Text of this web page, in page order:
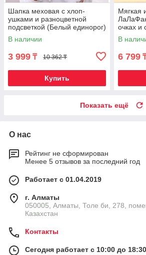
Шапка меховая с хлоп-
ушками и разноцветной
подсветкой (Белый единорог)
В наличии
3 999 ₸ 10 362 ₸
Купить
Мягкая
очках и
TikTok
В
6 799
Показать ещё
О нас
Рейтинг не сформирован
Менее 5 отзывов за последний год
Работает с 01.04.2019
г. Алматы
050005, Алматы, Толе би, 278,
Казахстан
Контакты
Сегодня работает с 10:00 до 18:30